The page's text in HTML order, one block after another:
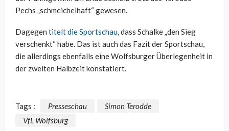
Pechs „schmeichelhaft“ gewesen.
Dagegen titelt die Sportschau, dass Schalke „den Sieg
verschenkt“ habe. Das ist auch das Fazit der Sportschau,
die allerdings ebenfalls eine Wolfsburger Überlegenheit in
der zweiten Halbzeit konstatiert.
Tags : Presseschau
Simon Terodde
VfL Wolfsburg